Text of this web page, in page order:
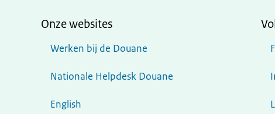
Onze websites
Werken bij de Douane
Nationale Helpdesk Douane
English